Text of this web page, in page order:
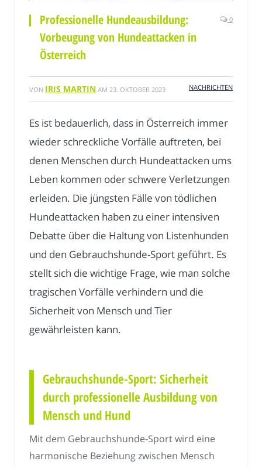
Professionelle Hundeausbildung:
Vorbeugung von Hundeattacken in
Österreich
0
VON IRIS MARTIN AM 23. OKTOBER 2023 NACHRICHTEN
Es ist bedauerlich, dass in Österreich immer
wieder schreckliche Vorfälle auftreten, bei
denen Menschen durch Hundeattacken ums
Leben kommen oder schwere Verletzungen
erleiden. Die jüngsten Fälle von tödlichen
Hundeattacken haben zu einer intensiven
Debatte über die Haltung von Listenhunden
und den Gebrauchshunde-Sport geführt. Es
stellt sich die wichtige Frage, wie man solche
tragischen Vorfälle verhindern und die
Sicherheit von Mensch und Tier
gewährleisten kann.
Gebrauchshunde-Sport: Sicherheit
durch professionelle Ausbildung von
Mensch und Hund
Mit dem Gebrauchshunde-Sport wird eine
harmonische Beziehung zwischen Mensch